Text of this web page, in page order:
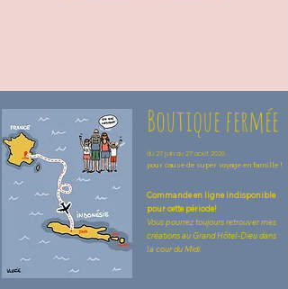
Commande en ligne indisponible
pour cette période!
Vous pourrez toujours retrouver mes
créations au Grand Hôtel-Dieu dans
la cour du Midi.
Boutique fermée
du 27 juin au 27 août 2026
pour cause de super voyage en famille !